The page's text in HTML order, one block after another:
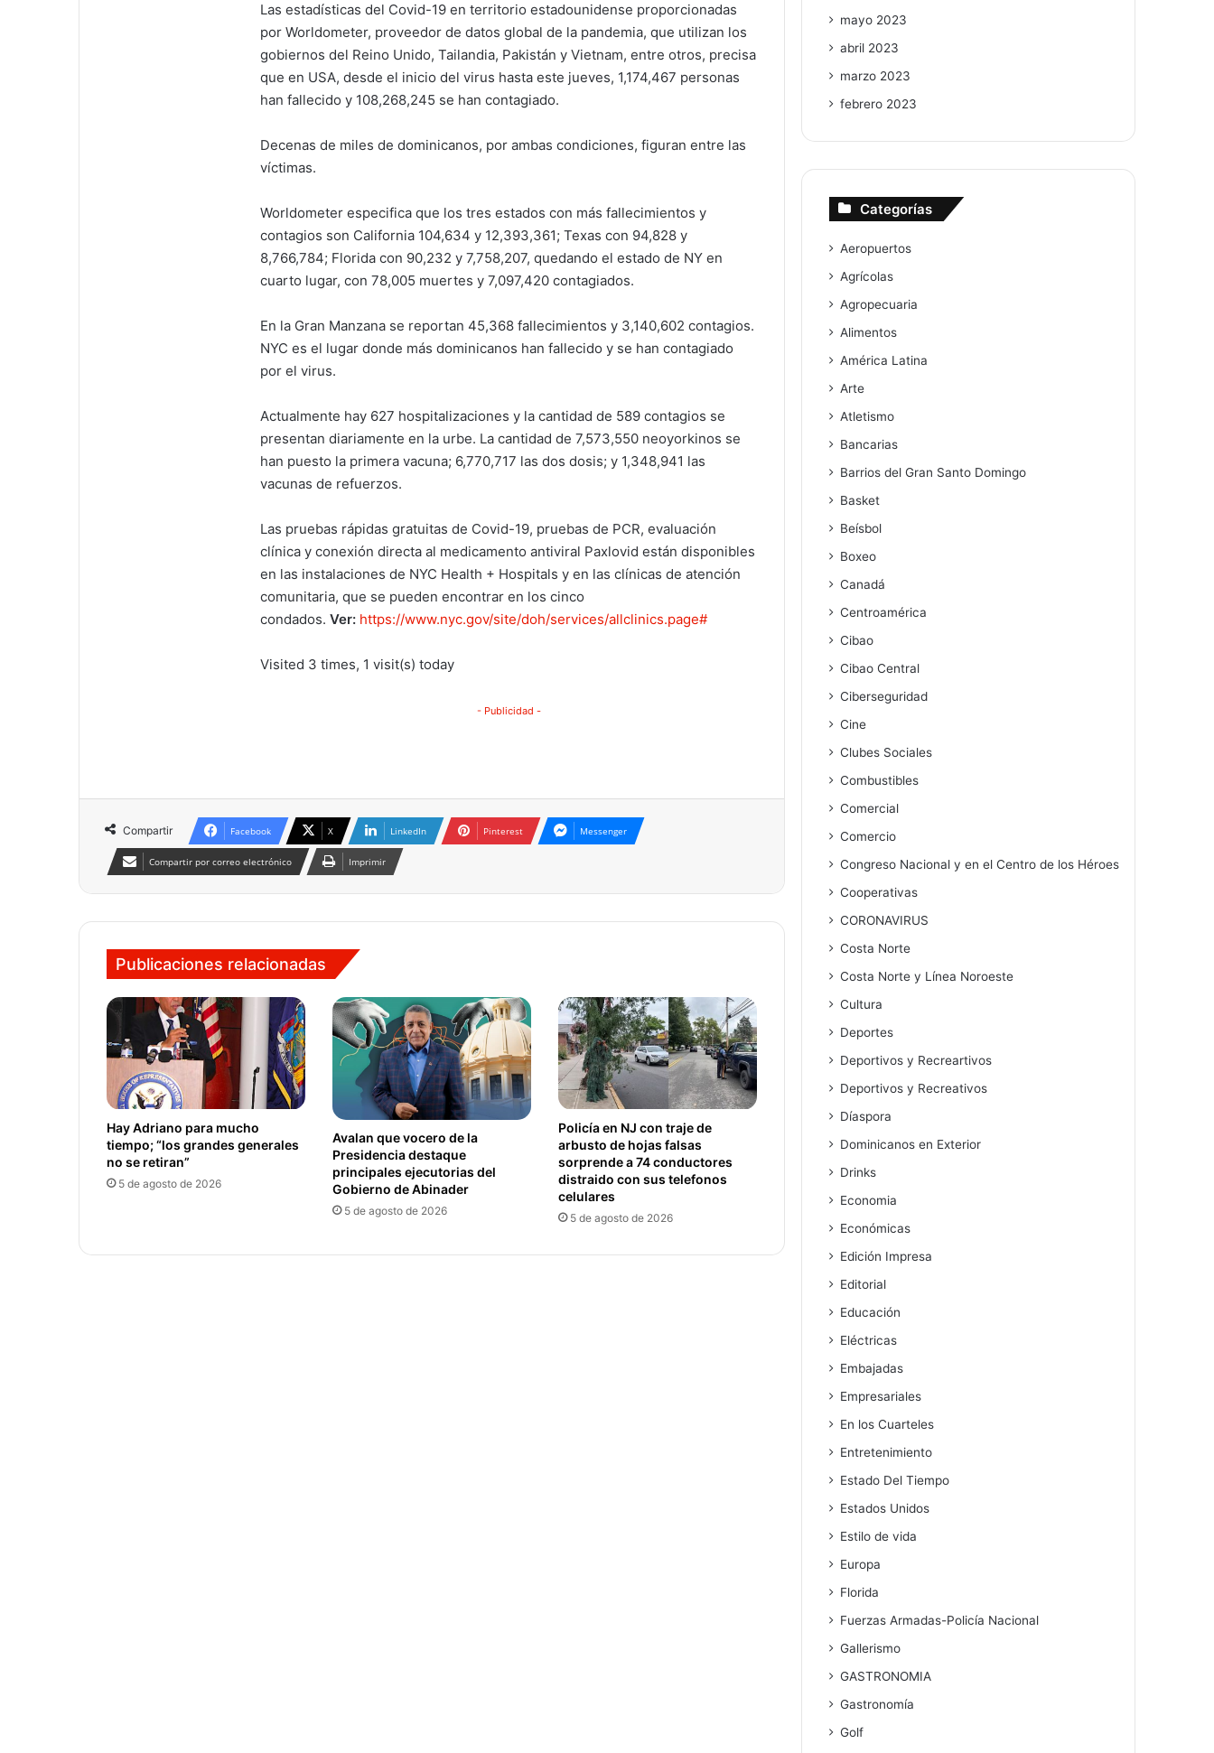
Las estadísticas del Covid-19 en territorio estadounidense proporcionadas
por Worldometer, proveedor de datos global de la pandemia, que utilizan los
gobiernos del Reino Unido, Tailandia, Pakistán y Vietnam, entre otros, precisa
que en USA, desde el inicio del virus hasta este jueves, 1,174,467 personas
han fallecido y 108,268,245 se han contagiado.
Decenas de miles de dominicanos, por ambas condiciones, figuran entre las
víctimas.
Worldometer especifica que los tres estados con más fallecimientos y
contagios son California 104,634 y 12,393,361; Texas con 94,828 y
8,766,784; Florida con 90,232 y 7,758,207, quedando el estado de NY en
cuarto lugar, con 78,005 muertes y 7,097,420 contagiados.
En la Gran Manzana se reportan 45,368 fallecimientos y 3,140,602 contagios.
NYC es el lugar donde más dominicanos han fallecido y se han contagiado
por el virus.
Actualmente hay 627 hospitalizaciones y la cantidad de 589 contagios se
presentan diariamente en la urbe. La cantidad de 7,573,550 neoyorkinos se
han puesto la primera vacuna; 6,770,717 las dos dosis; y 1,348,941 las
vacunas de refuerzos.
Las pruebas rápidas gratuitas de Covid-19, pruebas de PCR, evaluación
clínica y conexión directa al medicamento antiviral Paxlovid están disponibles
en las instalaciones de NYC Health + Hospitals y en las clínicas de atención
comunitaria, que se pueden encontrar en los cinco
condados. Ver: https://www.nyc.gov/site/doh/services/allclinics.page#
Visited 3 times, 1 visit(s) today
- Publicidad -
Compartir Facebook X LinkedIn Pinterest Messenger
Compartir por correo electrónico Imprimir
Publicaciones relacionadas
Hay Adriano para mucho
tiempo; “los grandes generales
no se retiran”
5 de agosto de 2026
Avalan que vocero de la
Presidencia destaque
principales ejecutorias del
Gobierno de Abinader
5 de agosto de 2026
Policía en NJ con traje de
arbusto de hojas falsas
sorprende a 74 conductores
distraido con sus telefonos
celulares
5 de agosto de 2026
mayo 2023
abril 2023
marzo 2023
febrero 2023
Categorías
Aeropuertos
Agrícolas
Agropecuaria
Alimentos
América Latina
Arte
Atletismo
Bancarias
Barrios del Gran Santo Domingo
Basket
Beísbol
Boxeo
Canadá
Centroamérica
Cibao
Cibao Central
Ciberseguridad
Cine
Clubes Sociales
Combustibles
Comercial
Comercio
Congreso Nacional y en el Centro de los Héroes
Cooperativas
CORONAVIRUS
Costa Norte
Costa Norte y Línea Noroeste
Cultura
Deportes
Deportivos y Recreartivos
Deportivos y Recreativos
Díaspora
Dominicanos en Exterior
Drinks
Economia
Económicas
Edición Impresa
Editorial
Educación
Eléctricas
Embajadas
Empresariales
En los Cuarteles
Entretenimiento
Estado Del Tiempo
Estados Unidos
Estilo de vida
Europa
Florida
Fuerzas Armadas-Policía Nacional
Gallerismo
GASTRONOMIA
Gastronomía
Golf